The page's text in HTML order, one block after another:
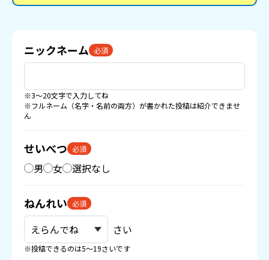
ニックネーム 必須
※3〜20文字で入力してね
※フルネーム（名字・名前の両方）が書かれた投稿は紹介できませ
ん
せいべつ 必須
男 女 選択なし
ねんれい 必須
さい
※投稿できるのは5〜19さいです